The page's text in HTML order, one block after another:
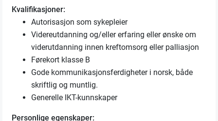
Kvalifikasjoner:
Autorisasjon som sykepleier
Videreutdanning og/eller erfaring eller ønske om
viderutdanning innen kreftomsorg eller palliasjon
Førekort klasse B
Gode kommunikasjonsferdigheter i norsk, både
skriftlig og muntlig.
Generelle IKT-kunnskaper
Personlige egenskaper: